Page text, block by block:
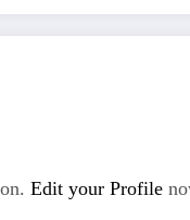
Edit your Profile